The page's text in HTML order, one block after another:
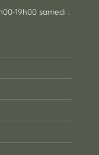
19h00 samedi :